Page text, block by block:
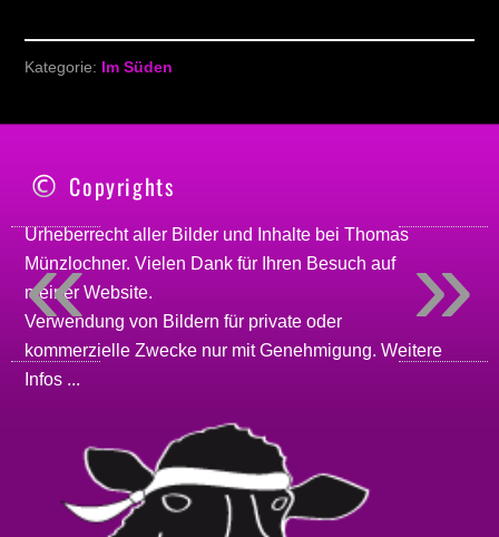
Kategorie: Im Süden
Copyrights
Urheberrecht aller Bilder und Inhalte beiThomas
Münzlochner. Vielen Dank für Ihren Besuch auf
meinerWebsite.
Verwendung von Bildern für private oder
kommerzielle Zwecke nur mit Genehmigung.Weitere
Infos ...
»
«